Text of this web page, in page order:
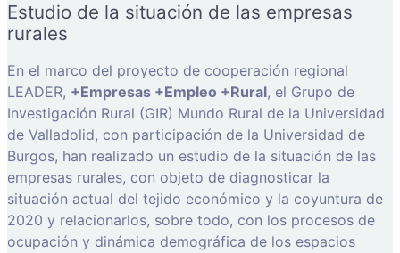
Estudio de la situación de las empresas
rurales
En el marco del proyecto de cooperación regional
LEADER, +Empresas +Empleo +Rural, el Grupo de
Investigación Rural (GIR) Mundo Rural de la Universidad
de Valladolid, con participación de la Universidad de
Burgos, han realizado un estudio de la situación de las
empresas rurales, con objeto de diagnosticar la
situación actual del tejido económico y la coyuntura de
2020 y relacionarlos, sobre todo, con los procesos de
ocupación y dinámica demográfica de los espacios